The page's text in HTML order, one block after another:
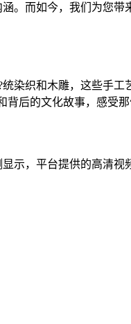
。而如今，我们为您带
染织和木雕，这些手工
后的文化故事，感受那
示，平台提供的高清视